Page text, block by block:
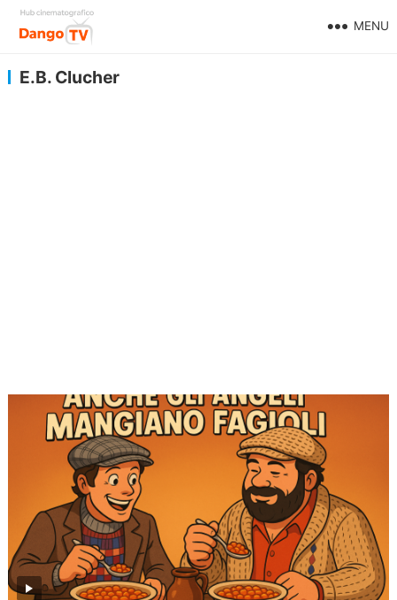
MENU
E.B. Clucher